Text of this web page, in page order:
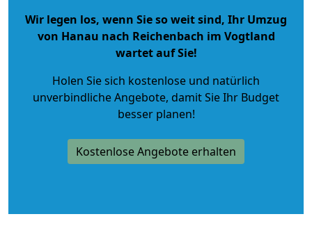
Wir legen los, wenn Sie so weit sind, Ihr Umzug
von Hanau nach Reichenbach im Vogtland
wartet auf Sie!
Holen Sie sich kostenlose und natürlich
unverbindliche Angebote, damit Sie Ihr Budget
besser planen!
Kostenlose Angebote erhalten